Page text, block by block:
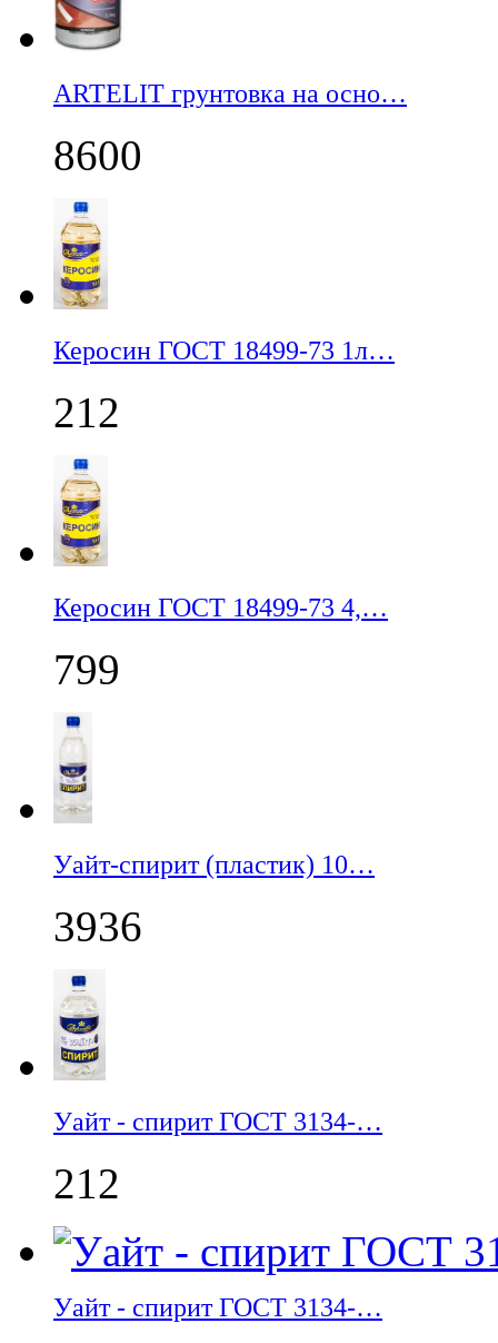
ARTELIT грунтовка на осно…
8600
Керосин ГОСТ 18499-73 1л…
212
Керосин ГОСТ 18499-73 4,…
799
Уайт-спирит (пластик) 10…
3936
Уайт - спирит ГОСТ 3134-…
212
Уайт - спирит ГОСТ 3134-…